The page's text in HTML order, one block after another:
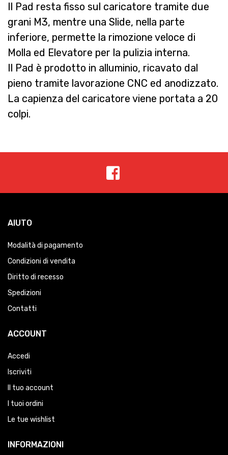
Il Pad resta fisso sul caricatore tramite due
grani M3, mentre una Slide, nella parte
inferiore, permette la rimozione veloce di
Molla ed Elevatore per la pulizia interna.
Il Pad è prodotto in alluminio, ricavato dal
pieno tramite lavorazione CNC ed anodizzato.
La capienza del caricatore viene portata a 20
colpi.
AIUTO
Modalità di pagamento
Condizioni di vendita
Diritto di recesso
Spedizioni
Contatti
ACCOUNT
Accedi
Iscriviti
Il tuo account
I tuoi ordini
Le tue wishlist
INFORMAZIONI